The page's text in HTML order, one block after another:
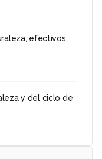
efectivos
y del ciclo de